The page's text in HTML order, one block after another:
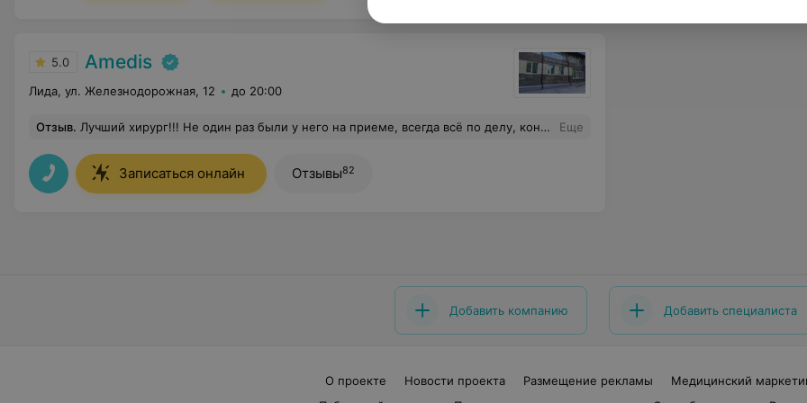
5.0 Amedis
Лида, ул. Железнодорожная, 12 до 20:00
Отзыв. Лучший хирург!!! Не один раз были у него на приеме, всегда всё по делу, консультации очень ценные, добросовестное отношение к работе. Всегда рекомендую знакомым этого врача! Михаил Григорьевич, спасибо большое за Ваш труд и помощь, отзывчивость и доброту. Желаю Вам крепкого здоровья, терпения, удовольствия от работы и хороших пациентов! Еще
Записаться онлайн Отзывы82
Добавить компанию Добавить специалиста
О проекте Новости проекта Размещение рекламы
Медицинский